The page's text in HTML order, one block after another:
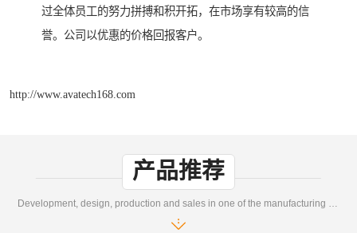
过全体员工的努力拼搏和积开拓，在市场享有较高的信
誉。公司以优惠的价格回报客户。
http://www.avatech168.com
产品推荐
Development, design, production and sales in one of the manufacturing enterprises